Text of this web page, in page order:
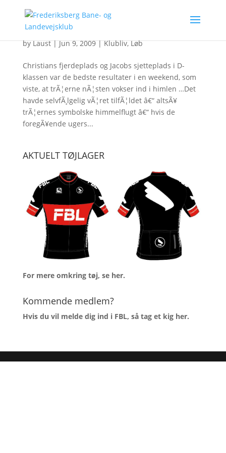
Fjorten mand til start i ABCâ€™s lÃ¸b
byLaust|Jun 9, 2009|Klubliv,Løb
Christians fjerdeplads og Jacobs sjetteplads i D-
klassen var de bedste resultater i en weekend, som
viste, at trÃ¦erne nÃ¦sten vokser ind i himlen …Det
havde selvfÃ¸lgelig vÃ¦ret tilfÃ¦ldet â€“ altsÃ¥
trÃ¦ernes symbolske himmelflugt â€“ hvis de
foregÃ¥ende ugers...
AKTUELT TØJLAGER
For mere omkring tøj, se her.
Kommende medlem?
Hvis du vil melde dig ind i FBL, så tag et kig her.